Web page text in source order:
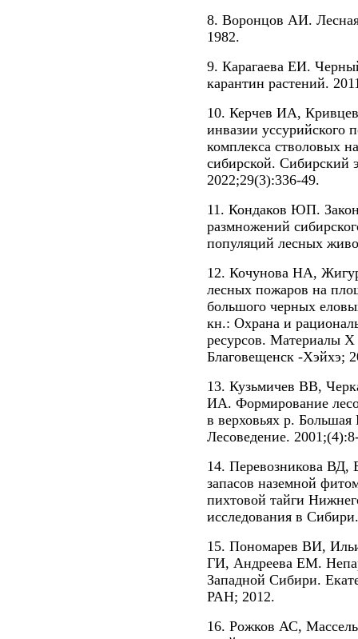
8. Воронцов АИ.
1982.
9. Карагаева ЕИ.
карантин растений.
10. Керчев ИА,
инвазии уссурийского
комплекса стволовых
сибирской. Сибирский
2022;29(3):336-49.
11. Кондаков ЮП.
размножений
популяций лесных
12. Кочунова НА,
лесных пожаров на
большого черных
кн.: Охрана и
ресурсов. Материалы
Благовещенск -Хэйхэ;
13. Кузьмичев ВВ,
ИА. Формирование
в верховьях р.
Лесоведение.
14. Перевозникова
запасов наземной
пихтовой тайги
исследования в
15. Пономарев ВИ,
ГИ, Андреева ЕМ.
Западной Сибири.
РАН; 2012.
16. Рожков АС,